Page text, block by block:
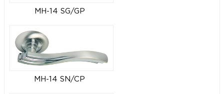
MH-14 SG/GP
MH-14 SN/CP